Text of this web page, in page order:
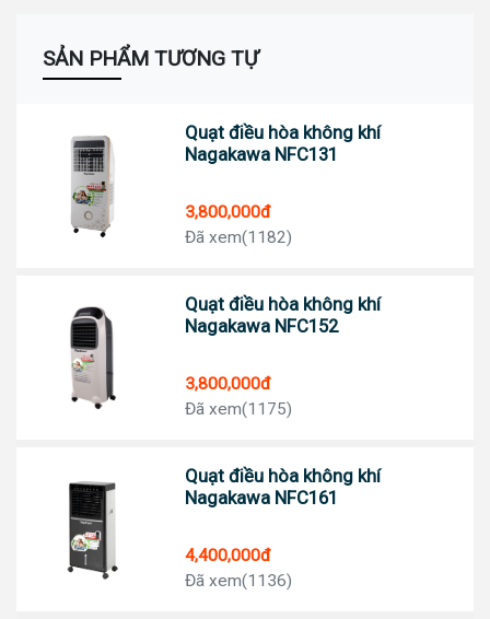
SẢN PHẨM TƯƠNG TỰ
Quạt điều hòa không khí
Nagakawa NFC131
3,800,000đ
Đã xem(1182)
Quạt điều hòa không khí
Nagakawa NFC152
3,800,000đ
Đã xem(1175)
Quạt điều hòa không khí
Nagakawa NFC161
4,400,000đ
Đã xem(1136)